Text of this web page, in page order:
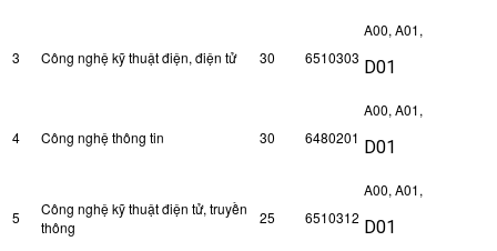
3 Công nghệ kỹ thuật điện, điện tử 30 6510303
A00, A01,
D01
4 Công nghệ thông tin 30 6480201
A00, A01,
D01
5
Công nghệ kỹ thuật điện tử, truyền
thông
25 6510312
A00, A01,
D01